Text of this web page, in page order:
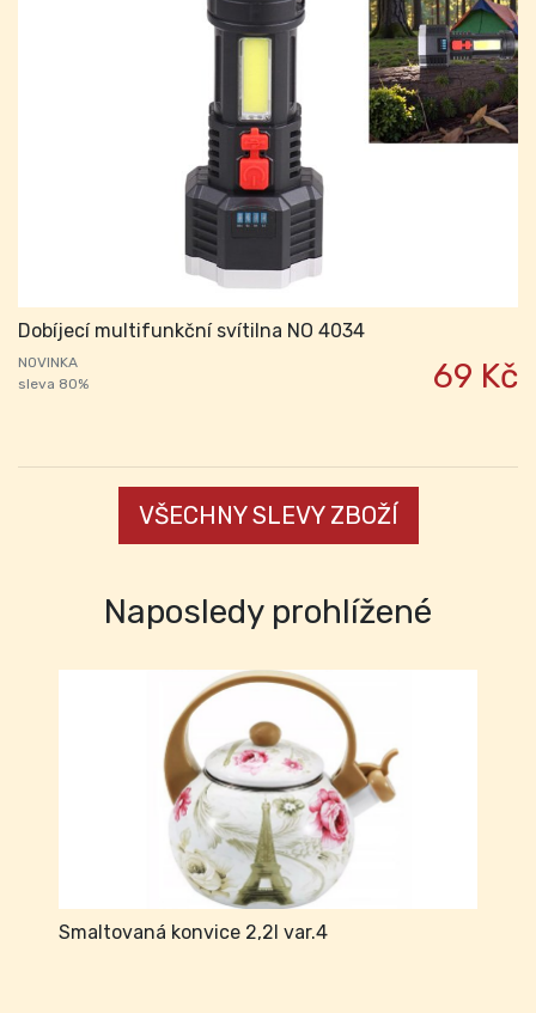
Dobíjecí multifunkční svítilna NO 4034
NOVINKA
sleva 80%
69 Kč
VŠECHNY SLEVY ZBOŽÍ
Naposledy prohlížené
Smaltovaná konvice 2,2l var.4